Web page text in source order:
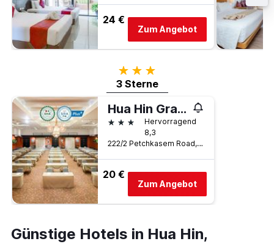
24 €
Zum Angebot
3 Sterne
3 Sterne
Hua Hin Grand Hotel and Plaza
3 SterneHervorragend
8,3
222/2 Petchkasem Road, Hua Hin, Thailand
20 €
Zum Angebot
Günstige Hotels in Hua Hin,